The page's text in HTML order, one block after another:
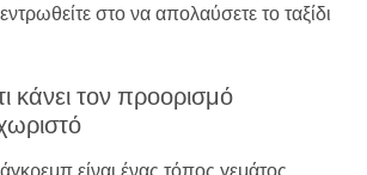
στο να απολαύσετε το ταξίδι
κάνει τον προορισμό